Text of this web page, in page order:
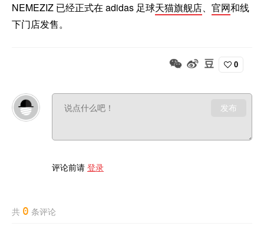
NEMEZIZ 已经正式在 adidas 足球天猫旗舰店、 官网和线
下门店发售。
0
发布
评论前请 登录
共 0 条评论